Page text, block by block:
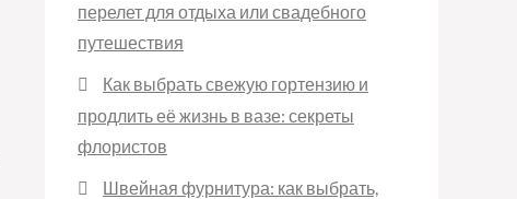
перелет для отдыха или свадебного
путешествия
Как выбрать свежую гортензию и
продлить её жизнь в вазе: секреты
флористов
Швейная фурнитура: как выбрать,